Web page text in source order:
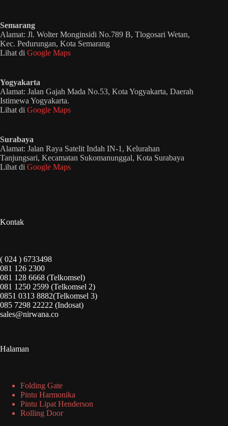
Semarang
Alamat: Jl. Wolter Monginsidi No.789 B, Tlogosari Wetan,
Kec. Pedurungan, Kota Semarang
Lihat di Google Maps
Yogyakarta
Alamat: Jalan Gajah Mada No.53, Kota Yogyakarta, Daerah
Istimewa Yogyakarta.
Lihat di Google Maps
Surabaya
Alamat: Jalan Raya Satelit Indah IN-1, Kelurahan
Tanjungsari, Kecamatan Sukomanunggal, Kota Surabaya
Lihat di Google Maps
Kontak
( 024 ) 6733498
081 126 2300
081 128 6668 (Telkomsel)
081 1250 2599 (Telkomsel 2)
0851 0313 8882(Telkomsel 3)
085 7298 22222 (Indosat)
sales@nirwana.co
Halaman
Folding Gate
Pintu Harmonika
Pintu Lipat Henderson
Rolling Door